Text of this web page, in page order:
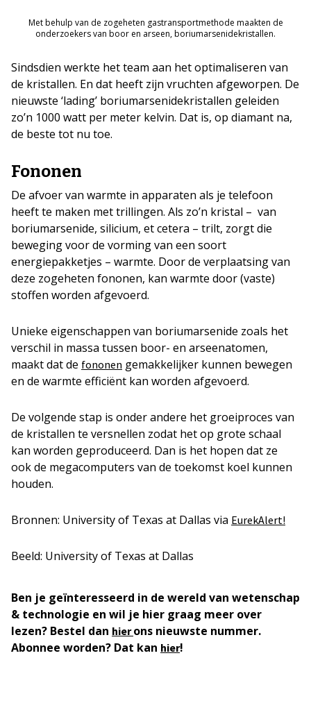
Met behulp van de zogeheten gastransportmethode maakten de
onderzoekers van boor en arseen, boriumarsenidekristallen.
Sindsdien werkte het team aan het optimaliseren van
de kristallen. En dat heeft zijn vruchten afgeworpen. De
nieuwste ‘lading’ boriumarsenidekristallen geleiden
zo’n 1000 watt per meter kelvin. Dat is, op diamant na,
de beste tot nu toe.
Fononen
De afvoer van warmte in apparaten als je telefoon
heeft te maken met trillingen. Als zo’n kristal – van
boriumarsenide, silicium, et cetera – trilt, zorgt die
beweging voor de vorming van een soort
energiepakketjes – warmte. Door de verplaatsing van
deze zogeheten fononen, kan warmte door (vaste)
stoffen worden afgevoerd.
Unieke eigenschappen van boriumarsenide zoals het
verschil in massa tussen boor- en arseenatomen,
maakt dat de fononen gemakkelijker kunnen bewegen
en de warmte efficiënt kan worden afgevoerd.
De volgende stap is onder andere het groeiproces van
de kristallen te versnellen zodat het op grote schaal
kan worden geproduceerd. Dan is het hopen dat ze
ook de megacomputers van de toekomst koel kunnen
houden.
Bronnen: University of Texas at Dallas via EurekAlert!
Beeld: University of Texas at Dallas
Ben je geïnteresseerd in de wereld van wetenschap
& technologie en wil je hier graag meer over
lezen? Bestel dan hierons nieuwste nummer.
Abonnee worden? Dat kan hier!